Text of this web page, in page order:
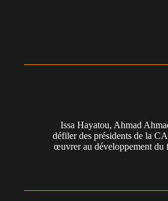
Issa Hayatou, Ahmad
défiler des présidents de la
œuvrer au développement du